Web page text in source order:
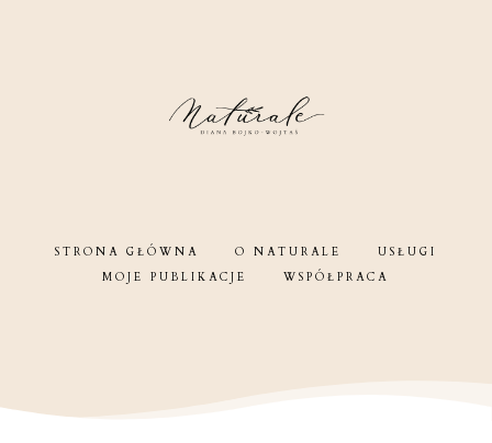
STRONA GŁÓWNA O NATURALE
USŁUGI
MOJE PUBLIKACJE
WSPÓŁPRACA